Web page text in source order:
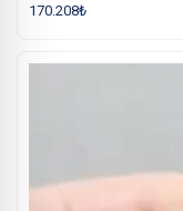
170.208₺